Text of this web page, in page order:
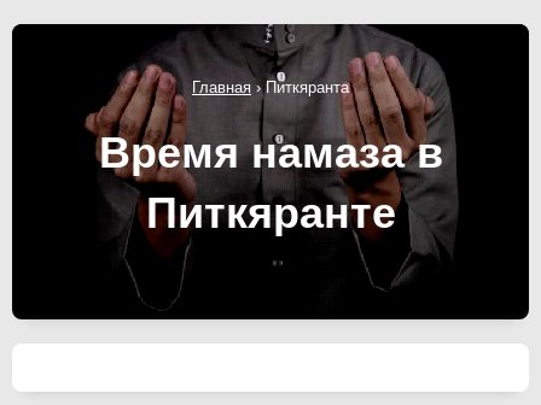
Главная ›Питкяранта
Время намаза в
Питкяранте